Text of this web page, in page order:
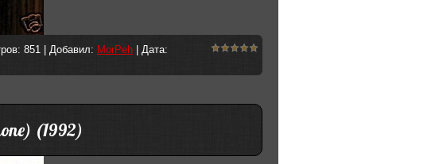
851 | Добавил: MorPeh | Дата:
(1992)